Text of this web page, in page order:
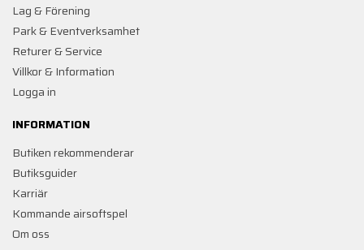
Lag & Förening
Park & Eventverksamhet
Returer & Service
Villkor & Information
Logga in
INFORMATION
Butiken rekommenderar
Butiksguider
Karriär
Kommande airsoftspel
Om oss